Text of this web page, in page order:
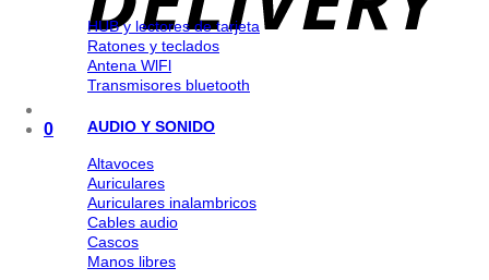
0
HUB y lectores de tarjeta
Ratones y teclados
Antena WlFl
Transmisores bluetooth
AUDIO Y SONIDO
Altavoces
Auriculares
Auriculares inalambricos
Cables audio
Cascos
Manos libres